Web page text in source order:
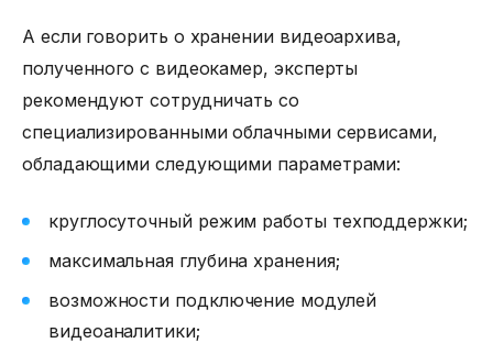
А если говорить о хранении видеоархива,
полученного с видеокамер, эксперты
рекомендуют сотрудничать со
специализированными облачными сервисами,
обладающими следующими параметрами:
круглосуточный режим работы техподдержки;
максимальная глубина хранения;
возможности подключение модулей
видеоаналитики;